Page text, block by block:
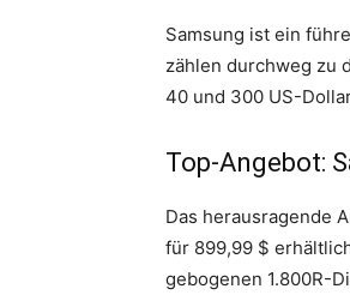
Samsung ist ein
zählen durchweg zu
40 und 300 US-
Top-Angebot:
Das herausragende
für 899,99 $
gebogenen 1.800R-